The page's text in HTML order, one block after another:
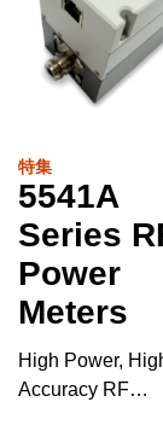
特集
5541A
Series
Power
Meters
High Power,
Accuracy RF